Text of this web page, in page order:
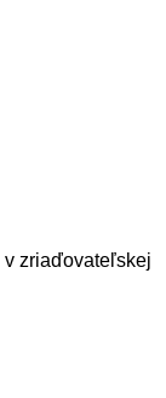
v zriaďovateľskej